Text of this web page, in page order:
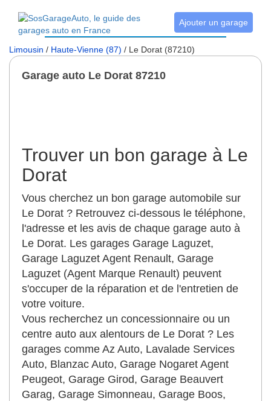
Ajouter un garage
Limousin / Haute-Vienne (87) / Le Dorat (87210)
Garage auto Le Dorat 87210
Trouver un bon garage à Le
Dorat
Vous cherchez un bon garage automobile sur
Le Dorat ? Retrouvez ci-dessous le téléphone,
l'adresse et les avis de chaque garage auto à
Le Dorat. Les garages Garage Laguzet,
Garage Laguzet Agent Renault, Garage
Laguzet (Agent Marque Renault) peuvent
s'occuper de la réparation et de l'entretien de
votre voiture.
Vous recherchez un concessionnaire ou un
centre auto aux alentours de Le Dorat ? Les
garages comme Az Auto, Lavalade Services
Auto, Blanzac Auto, Garage Nogaret Agent
Peugeot, Garage Girod, Garage Beauvert
Garag, Garage Simonneau, Garage Boos,